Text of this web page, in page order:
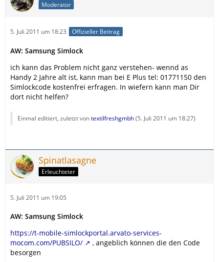
Moderator
5. Juli 2011 um 18:23 Offizieller Beitrag
AW: Samsung Simlock
ich kann das Problem nicht ganz verstehen- wennd as
Handy 2 Jahre alt ist, kann man bei E Plus tel: 01771150 den
Simlockcode kostenfrei erfragen. In wiefern kann man Dir
dort nicht helfen?
Einmal editiert, zuletzt vontextilfreshgmbh(5. Juli 2011 um 18:27)
Spinatlasagne
Erleuchteter
5. Juli 2011 um 19:05
AW: Samsung Simlock
https://t-mobile-simlockportal.arvato-services-
mocom.com/PUBSILO/
, angeblich können die den Code
besorgen